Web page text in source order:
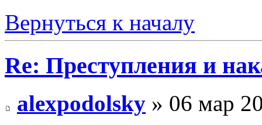
Вернуться к началу
Re: Преступления и
alexpodolsky » 06 мар